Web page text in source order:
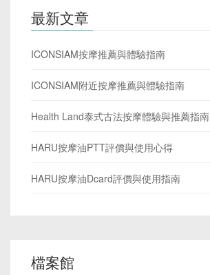
最新文章
ICONSIAM按摩推薦與體驗指南
ICONSIAM附近按摩推薦與體驗指南
Health Land泰式古法按摩體驗與推薦指南
HARU按摩油PTT評價與使用心得
HARU按摩油Dcard評價與使用指南
檔案館